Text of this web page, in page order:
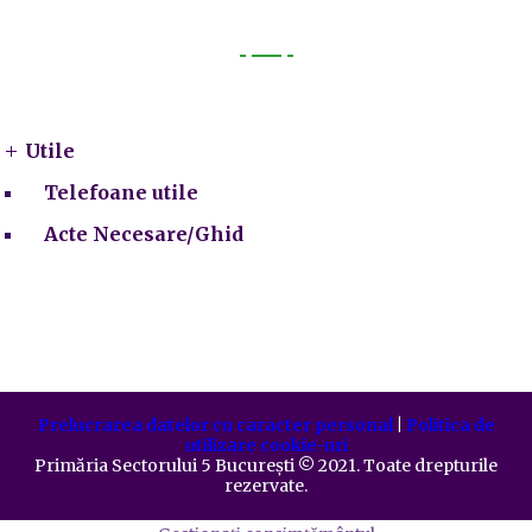
Utile
Telefoane utile
Acte Necesare/Ghid
Prelucrarea datelor cu caracter personal| Politica de
utilizare cookie-uri
Primăria Sectorului 5 București ©️ 2021. Toate drepturile
rezervate.